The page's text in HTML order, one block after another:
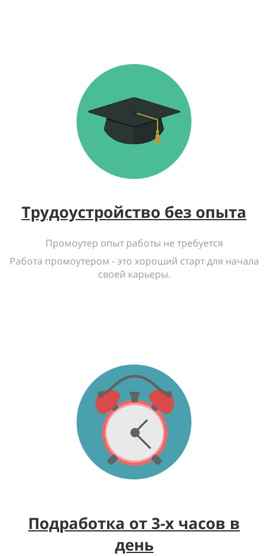
Трудоустройство без опыта
Промоутер опыт работы не требуется
Работа промоутером - это хороший старт для начала
своей карьеры.
Подработка от 3-х часов в
день